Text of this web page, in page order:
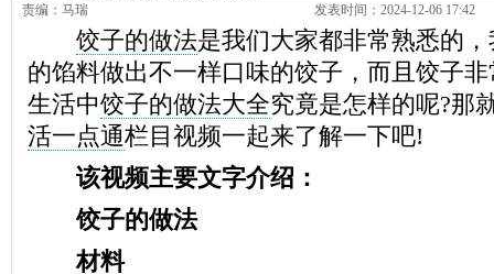
责编：马瑞
发表时间：2024-12-06 17:42
饺子的做法是我们大家都非常熟悉的
的馅料做出不一样口味的饺子，而且饺子
生活中饺子的做法大全究竟是怎样的呢?那
活一点通栏目视频一起来了解一下吧!
该视频主要文字介绍：
饺子的做法
材料